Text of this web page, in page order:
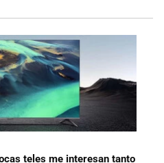
teles me interesan tanto